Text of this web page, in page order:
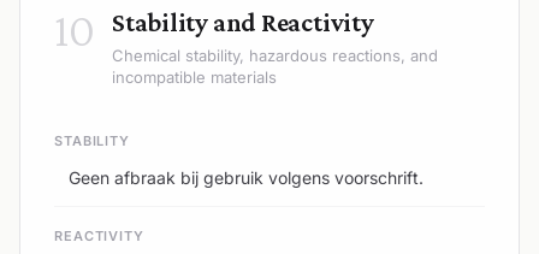
10 Stability and Reactivity
Chemical stability, hazardous reactions, and
incompatible materials
STABILITY
Geen afbraak bij gebruik volgens voorschrift.
REACTIVITY